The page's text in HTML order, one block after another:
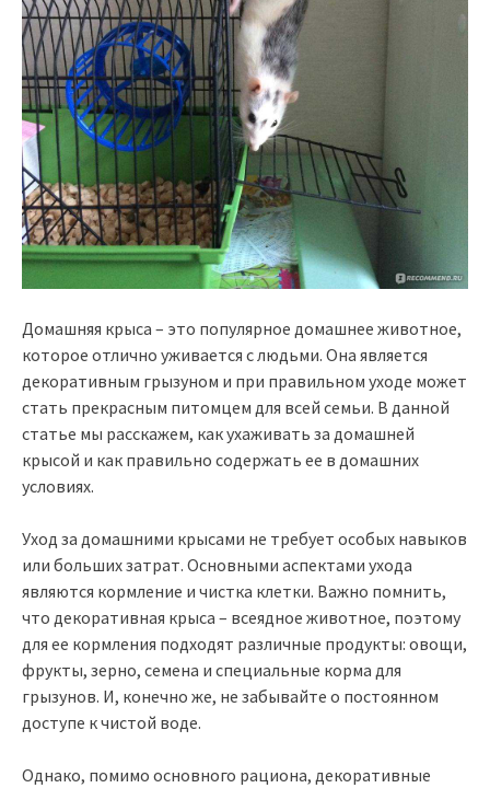
Домашняя крыса – это популярное домашнее животное,
которое отлично уживается с людьми. Она является
декоративным грызуном и при правильном уходе может
стать прекрасным питомцем для всей семьи. В данной
статье мы расскажем, как ухаживать за домашней
крысой и как правильно содержать ее в домашних
условиях.
Уход за домашними крысами не требует особых навыков
или больших затрат. Основными аспектами ухода
являются кормление и чистка клетки. Важно помнить,
что декоративная крыса – всеядное животное, поэтому
для ее кормления подходят различные продукты: овощи,
фрукты, зерно, семена и специальные корма для
грызунов. И, конечно же, не забывайте о постоянном
доступе к чистой воде.
Однако, помимо основного рациона, декоративные